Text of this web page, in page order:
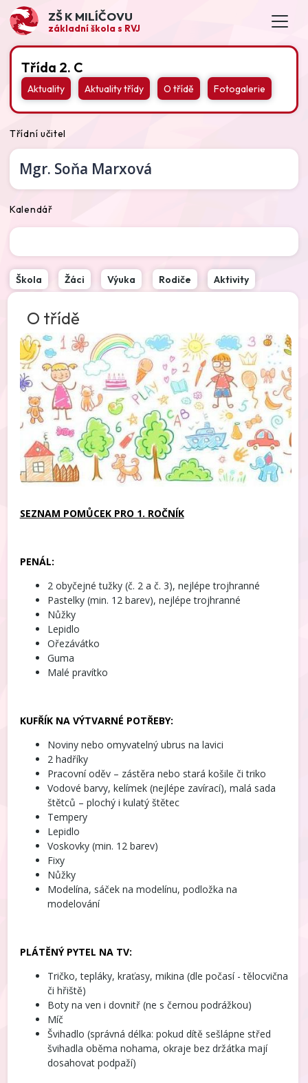
ZŠ K MILÍČOVU
základní škola s RVJ
Třída 2. C
Aktuality Aktuality třídy O třídě Fotogalerie
Třídní učitel
Mgr. Soňa Marxová
Kalendář
Škola Žáci Výuka Rodiče Aktivity
O třídě
SEZNAM POMŮCEK PRO 1. ROČNÍK
PENÁL:
2 obyčejné tužky (č. 2 a č. 3), nejlépe trojhranné
Pastelky (min. 12 barev), nejlépe trojhranné
Nůžky
Lepidlo
Ořezávátko
Guma
Malé pravítko
KUFŘÍK NA VÝTVARNÉ POTŘEBY:
Noviny nebo omyvatelný ubrus na lavici
2 hadříky
Pracovní oděv – zástěra nebo stará košile či triko
Vodové barvy, kelímek (nejlépe zavírací), malá sada
štětců – plochý i kulatý štětec
Tempery
Lepidlo
Voskovky (min. 12 barev)
Fixy
Nůžky
Modelína, sáček na modelínu, podložka na
modelování
PLÁTĚNÝ PYTEL NA TV:
Tričko, tepláky, kraťasy, mikina (dle počasí - tělocvična
či hřiště)
Boty na ven i dovnitř (ne s černou podrážkou)
Míč
Švihadlo (správná délka: pokud dítě sešlápne střed
švihadla oběma nohama, okraje bez držátka mají
dosahovat podpaží)